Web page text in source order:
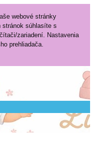
webové stránky
súhlasíte s
zariadení. Nastavenia
prehliadača.